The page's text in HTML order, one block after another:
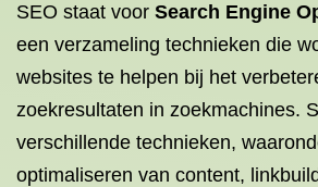
SEO staat voor Search Engine
een verzameling technieken die
websites te helpen bij het
zoekresultaten in zoekmachines.
verschillende technieken,
optimaliseren van content,